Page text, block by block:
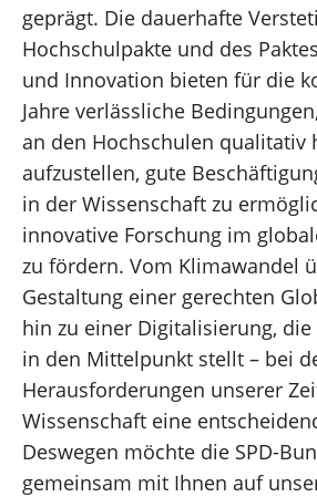
Facebook
geprägt. Die dauerhafte
Hochschulpakte und des
und Innovation bieten für die
Jahre verlässliche
an den Hochschulen qualitativ
aufzustellen, gute
in der Wissenschaft zu
innovative Forschung im
zu fördern. Vom Klimawandel
Gestaltung einer gerechten
hin zu einer Digitalisierung,
in den Mittelpunkt stellt – bei
Herausforderungen unserer
Wissenschaft eine
Deswegen möchte die SPD-
gemeinsam mit Ihnen auf